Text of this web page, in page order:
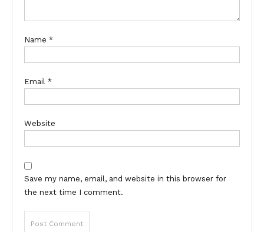
Name *
Email *
Website
Save my name, email, and website in this browser for
the next time I comment.